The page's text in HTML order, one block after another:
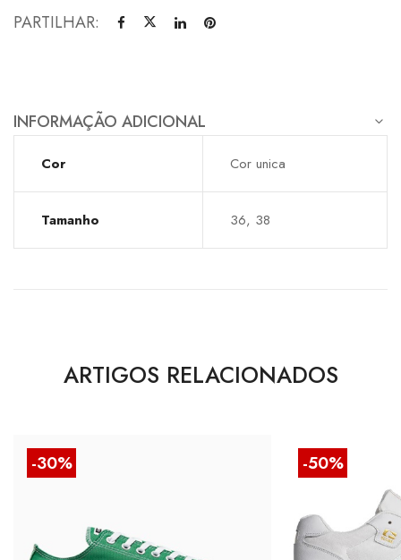
PARTILHAR:
INFORMAÇÃO ADICIONAL
Cor Cor unica
Tamanho 36, 38
ARTIGOS RELACIONADOS
-30% -50%